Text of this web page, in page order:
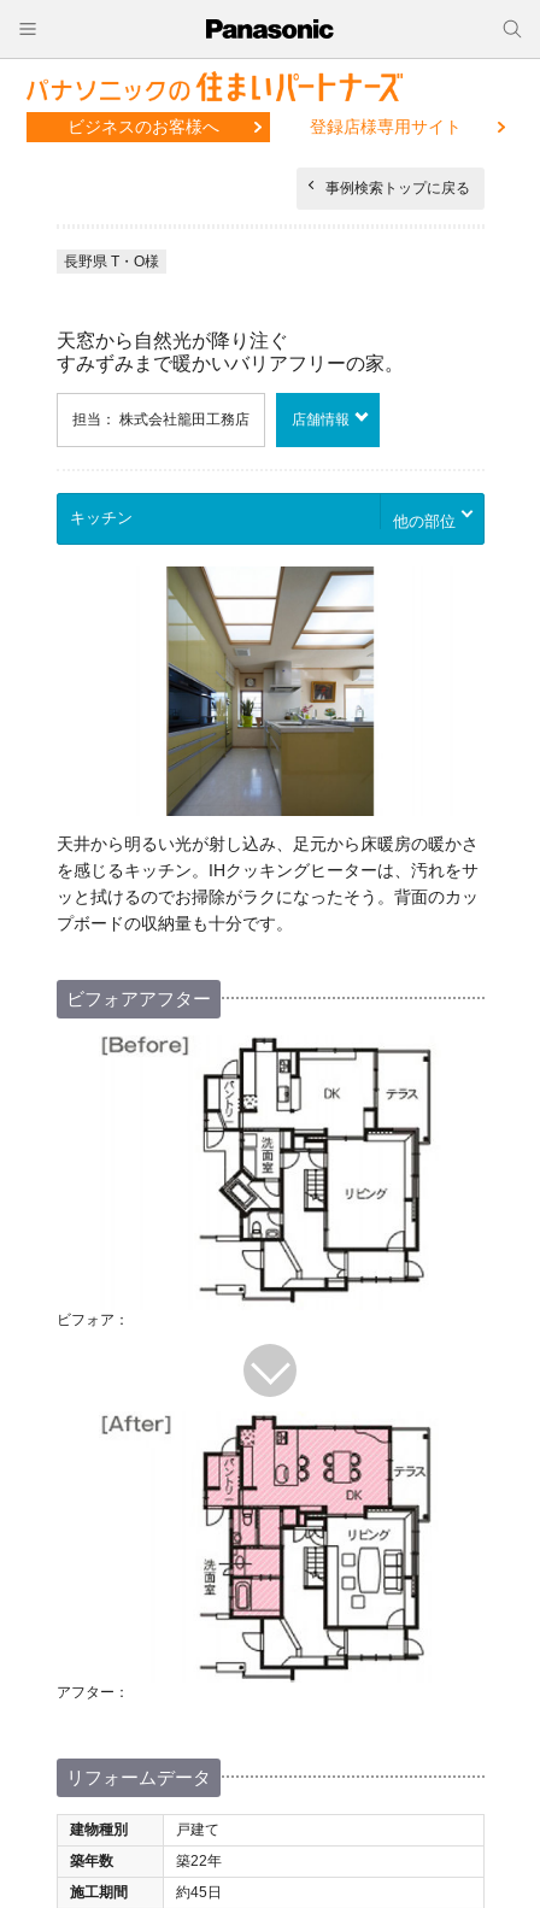
ビジネスのお客様へ 登録店様専用サイト
事例検索トップに戻る
長野県 T・O様
天窓から自然光が降り注ぐ
すみずみまで暖かいバリアフリーの家。
担当： 株式会社籠田工務店 店舗情報
他の部位
天井から明るい光が射し込み、足元から床暖房の暖かさ
を感じるキッチン。IHクッキングヒーターは、汚れをサ
ッと拭けるのでお掃除がラクになったそう。背面のカッ
プボードの収納量も十分です。
ビフォアアフター
ビフォア：
アフター：
リフォームデータ
建物種別
戸建て
築年数
築22年
施工期間
約45日